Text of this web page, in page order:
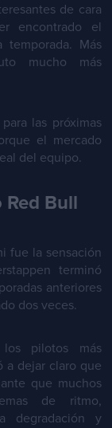
de cara
encontrado el
Más
mucho más
las próximas
el mercado
del equipo.
Bull
fue la sensación
terminó
anteriores
dos veces.
pilotos más
a dejar claro que
que muchos
de ritmo,
degradación y